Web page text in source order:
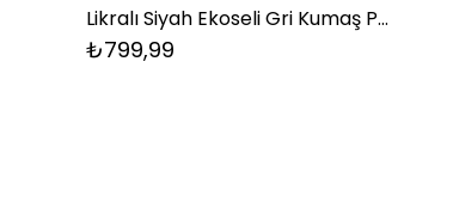
Likralı Siyah Ekoseli Gri Kumaş Pantolon
₺799,99